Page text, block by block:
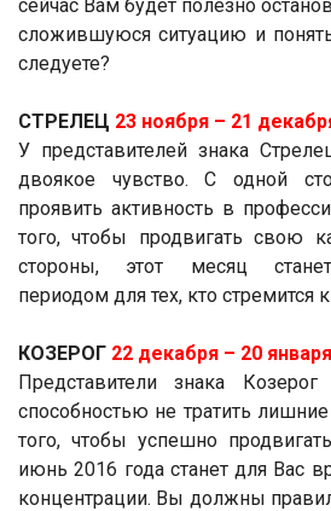
сейчас Вам будет полезно
сложившуюся ситуацию и
следуете?
СТРЕЛЕЦ 23 ноября ­– 21
У представителей знака
двоякое чувство. С одной
проявить активность в
того, чтобы продвигать свою
стороны, этот месяц
периодом для тех, кто стремится
КОЗЕРОГ 22 декабря ­– 20 января
Представители знака
способностью не тратить
того, чтобы успешно
июнь 2016 года станет для Вас
концентрации. Вы должны